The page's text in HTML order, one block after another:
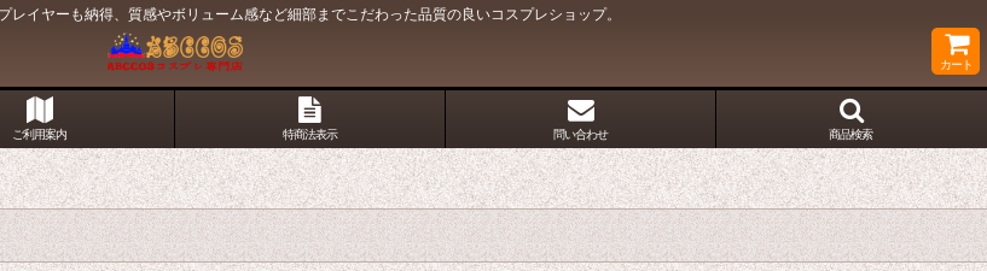
イヤーも納得、質感やボリューム感など細部までこだわった品質の良いコスプレショップ。
カート
ご利用案内 特商法表示 問い合わせ 商品検索